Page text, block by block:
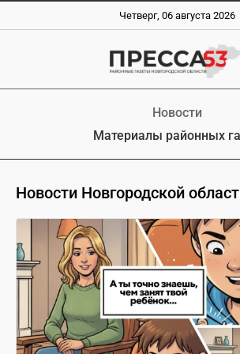
Четверг, 06 августа 2026
Новости
Материалы районных
Новости Новгородской